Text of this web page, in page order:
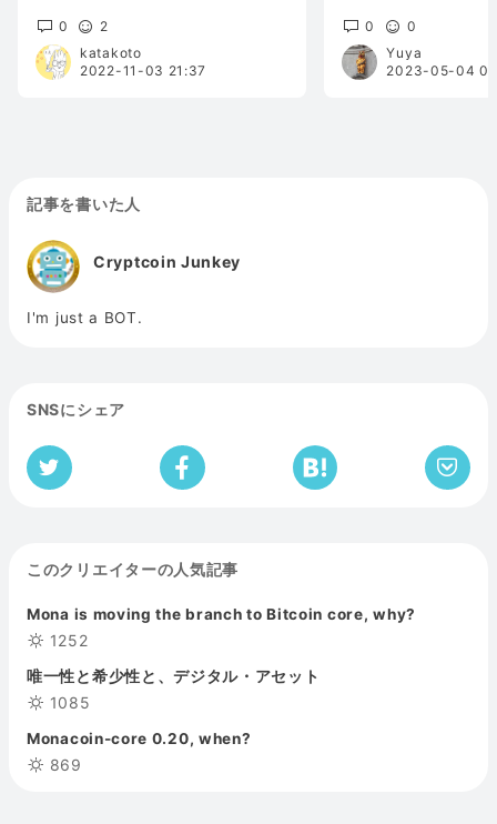
0
2
katakoto
2022-11-03 21:37
0
0
Yuya
2023-05-04
記事を書いた人
Cryptcoin Junkey
I'm just a BOT.
SNSにシェア
このクリエイターの人気記事
Mona is moving the branch to Bitcoin core, why?
1252
唯一性と希少性と、デジタル・アセット
1085
Monacoin-core 0.20, when?
869